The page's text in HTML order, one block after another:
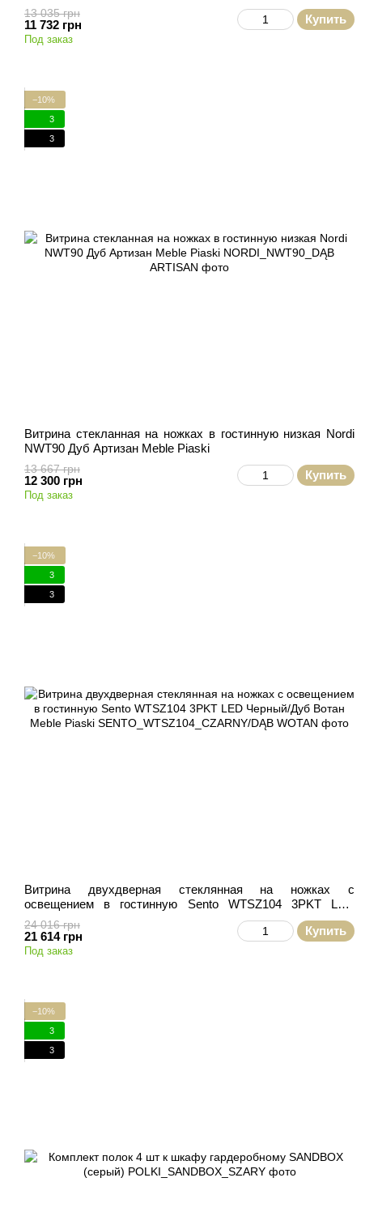
13 035 грн
11 732 грн Купить
Под заказ
−10%
3
3
Витрина стекланная на ножках в гостинную низкая Nordi
NWT90 Дуб Артизан Meble Piaski
13 667 грн
12 300 грн Купить
Под заказ
−10%
3
3
Витрина двухдверная стеклянная на ножках с
освещением в гостинную Sento WTSZ104 3PKT LED
Черный/Дуб Вотан Meble Piaski
24 016 грн
21 614 грн Купить
Под заказ
−10%
3
3